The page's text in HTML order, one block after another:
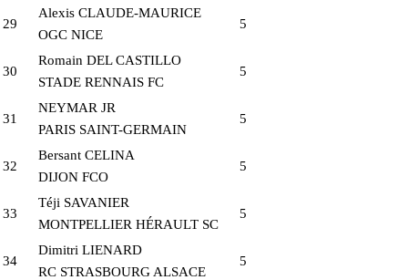
29
Alexis CLAUDE-MAURICE
OGC NICE
5
30
Romain DEL CASTILLO
STADE RENNAIS FC
5
31
NEYMAR JR
PARIS SAINT-GERMAIN
5
32
Bersant CELINA
DIJON FCO
5
33
Téji SAVANIER
MONTPELLIER HÉRAULT SC
5
34
Dimitri LIENARD
RC STRASBOURG ALSACE
5